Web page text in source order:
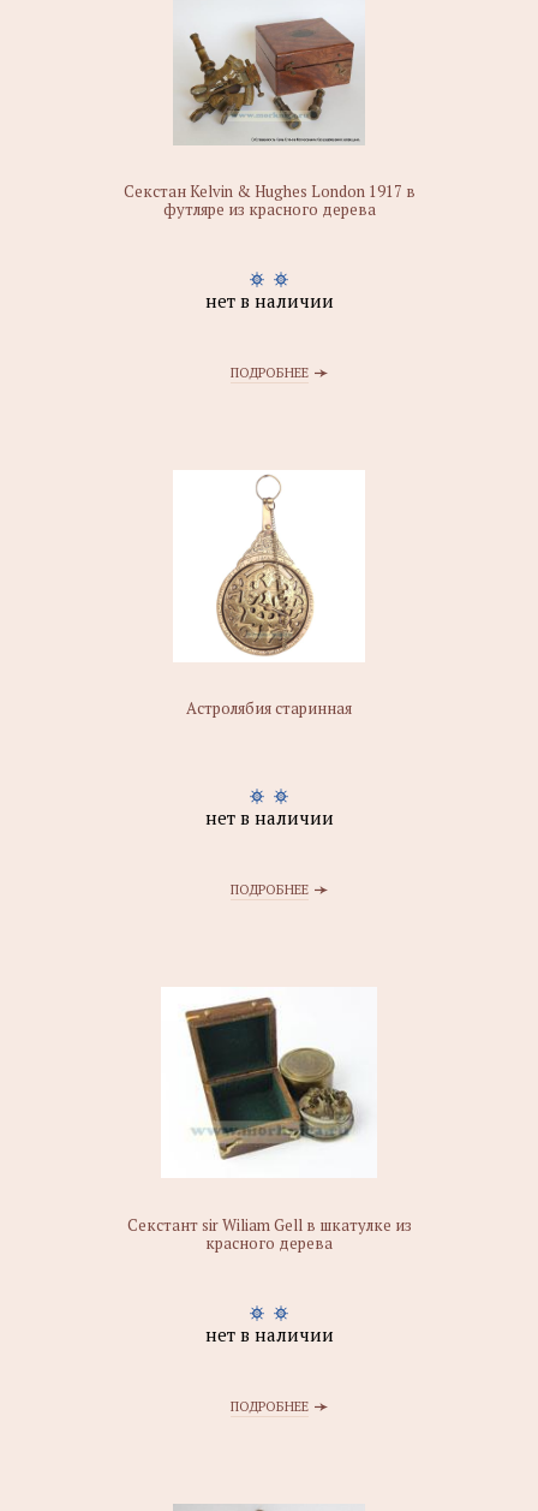
Секстан Kelvin & Hughes London 1917 в
футляре из красного дерева
нет в наличии
ПОДРОБНЕЕ
Астролябия старинная
нет в наличии
ПОДРОБНЕЕ
Секстант sir Wiliam Gell в шкатулке из
красного дерева
нет в наличии
ПОДРОБНЕЕ